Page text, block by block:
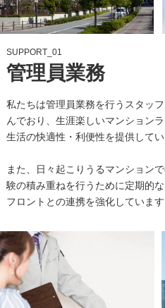
SUPPORT_01
管理員業務
私たちは管理員業務を行うスタッ
んでおり、生涯楽しいマンション
生活の快適性・利便性を提供してい
また、日々起こりうるマンション
験の積み重ねを行うために定期的
フロントとの連携を強化しています